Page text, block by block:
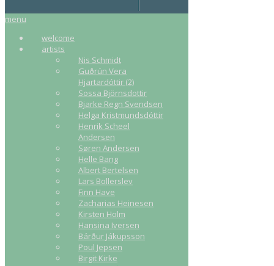
menu
welcome
artists
Nis Schmidt
Guðrún Vera
Hjartardóttir (2)
Sossa Björnsdottir
Bjarke Regn Svendsen
Helga Kristmundsdóttir
Henrik Scheel
Andersen
Søren Andersen
Helle Bang
Albert Bertelsen
Lars Bollerslev
Finn Have
Zacharias Heinesen
Kirsten Holm
Hansina Iversen
Bárður Jákupsson
Poul Jepsen
Birgit Kirke